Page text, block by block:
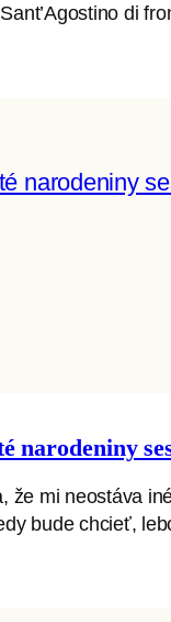
di
narodeniny
že mi neostáva
bude chcieť,